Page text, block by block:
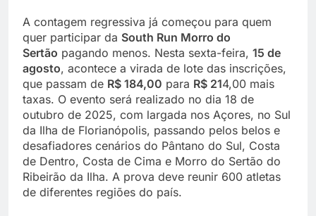
A contagem regressiva já começou para quem
quer participar da South Run Morro do
Sertão pagando menos. Nesta sexta-feira, 15 de
agosto, acontece a virada de lote das inscrições,
que passam de R$ 184,00 para R$ 214,00 mais
taxas. O evento será realizado no dia 18 de
outubro de 2025, com largada nos Açores, no Sul
da Ilha de Florianópolis, passando pelos belos e
desafiadores cenários do Pântano do Sul, Costa
de Dentro, Costa de Cima e Morro do Sertão do
Ribeirão da Ilha. A prova deve reunir 600 atletas
de diferentes regiões do país.